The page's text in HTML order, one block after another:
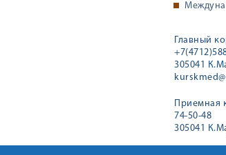
Главный
305041
Приемная
74-50-48
305041